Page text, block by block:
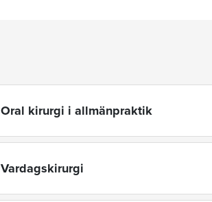
Oral kirurgi i allmänpraktik
Vardagskirurgi